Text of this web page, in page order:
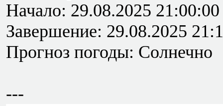
Начало: 29.08.2025 21:00:00
Завершение: 29.08.2025
Прогноз погоды: Солнечно
---